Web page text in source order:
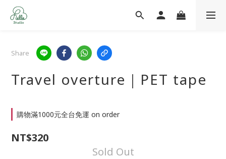
Share
Travel overture｜PET tape
購物滿1000元全台免運 on order
NT$320
Sold Out